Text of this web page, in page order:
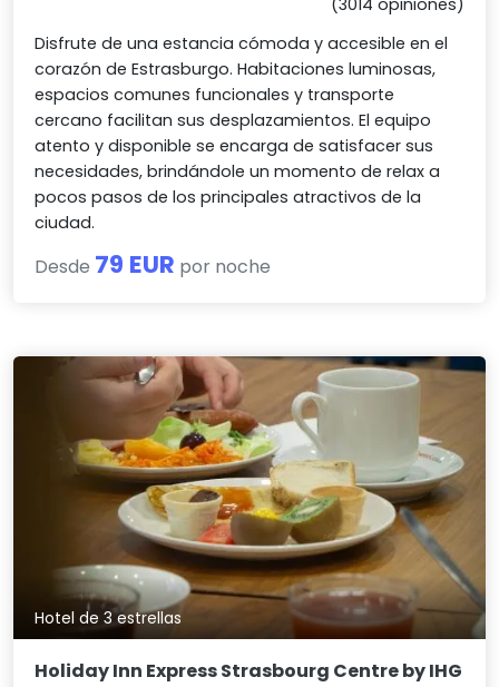
(3014 opiniones)
Disfrute de una estancia cómoda y accesible en el
corazón de Estrasburgo. Habitaciones luminosas,
espacios comunes funcionales y transporte
cercano facilitan sus desplazamientos. El equipo
atento y disponible se encarga de satisfacer sus
necesidades, brindándole un momento de relax a
pocos pasos de los principales atractivos de la
ciudad.
Desde 79 EUR por noche
Hotel de 3 estrellas
Holiday Inn Express Strasbourg Centre by IHG